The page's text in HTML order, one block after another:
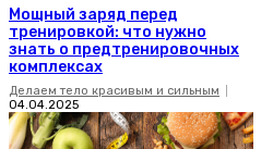
Мощный заряд перед
тренировкой: что нужно
знать о предтренировочных
комплексах
Делаем тело красивым и сильным
04.04.2025